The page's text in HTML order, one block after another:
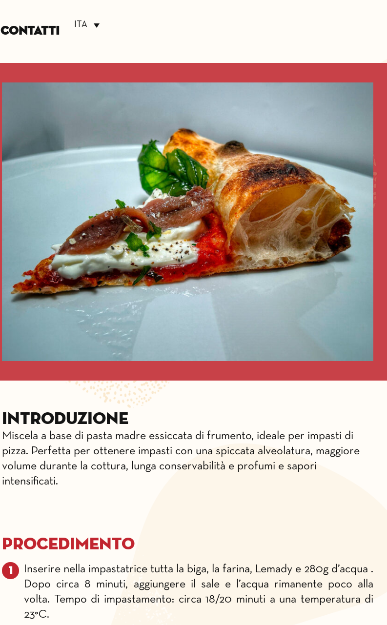
Contatti
ITA
Introduzione
Miscela a base di pasta madre essiccata di frumento, ideale per impasti di
pizza. Perfetta per ottenere impasti con una spiccata alveolatura, maggiore
volume durante la cottura, lunga conservabilità e profumi e sapori
intensificati.
Procedimento
Inserire nella impastatrice tutta la biga, la farina, Lemady e 280g d’acqua .
Dopo circa 8 minuti, aggiungere il sale e l’acqua rimanente poco alla
volta. Tempo di impastamento: circa 18/20 minuti a una temperatura di
23°C.